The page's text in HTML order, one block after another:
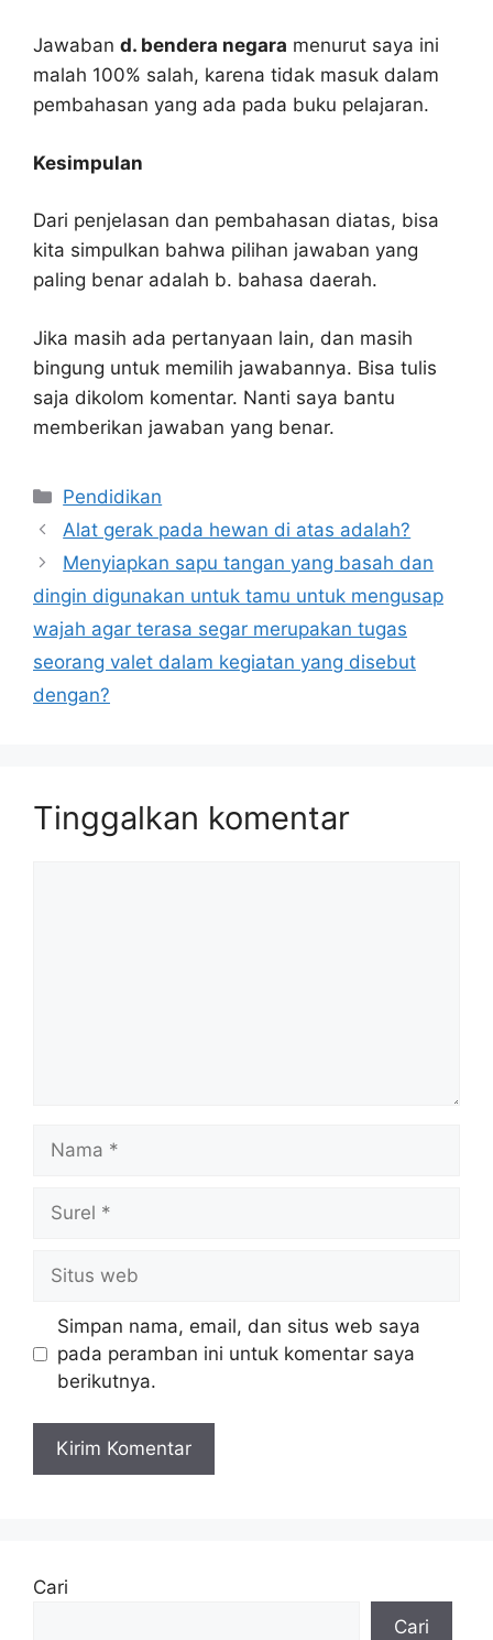
Jawaban d. bendera negara menurut saya ini
malah 100% salah, karena tidak masuk dalam
pembahasan yang ada pada buku pelajaran.
Kesimpulan
Dari penjelasan dan pembahasan diatas, bisa
kita simpulkan bahwa pilihan jawaban yang
paling benar adalah b. bahasa daerah.
Jika masih ada pertanyaan lain, dan masih
bingung untuk memilih jawabannya. Bisa tulis
saja dikolom komentar. Nanti saya bantu
memberikan jawaban yang benar.
Kategori
Pendidikan
Alat gerak pada hewan di atas adalah?
Menyiapkan sapu tangan yang basah dan
dingin digunakan untuk tamu untuk mengusap
wajah agar terasa segar merupakan tugas
seorang valet dalam kegiatan yang disebut
dengan?
Tinggalkan komentar
web
Simpan nama, email, dan situs web saya
pada peramban ini untuk komentar saya
berikutnya.
Cari
Cari